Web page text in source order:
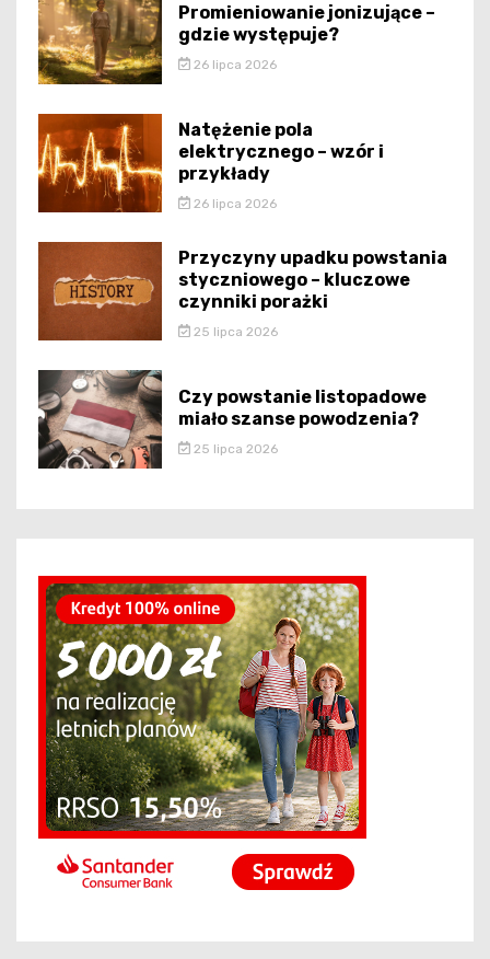
Promieniowanie jonizujące –
gdzie występuje?
26 lipca 2026
Natężenie pola
elektrycznego – wzór i
przykłady
26 lipca 2026
Przyczyny upadku powstania
styczniowego – kluczowe
czynniki porażki
25 lipca 2026
Czy powstanie listopadowe
miało szanse powodzenia?
25 lipca 2026